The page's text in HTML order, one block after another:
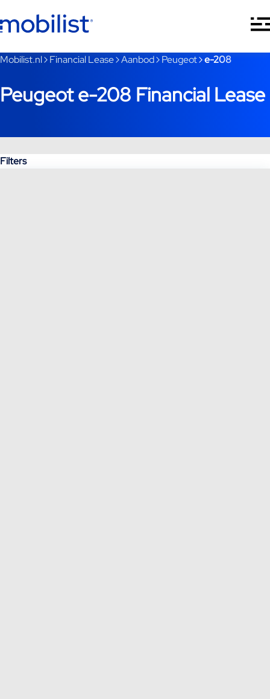
Je bent nu voorbij het hoofdmenu
Mobilist.nl Financial Lease Aanbod Peugeot e-208
Peugeot e-208 Financial Lease
Filters